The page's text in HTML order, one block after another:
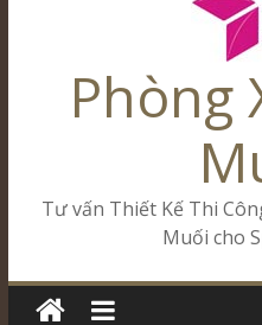
Spa Jjim Jil Bang Kết Hợp
Tăng Doanh Số Kinh Doanh
Muối Hồng Group
Phòng
Tư vấn Thiết Kế Thi
Muối cho